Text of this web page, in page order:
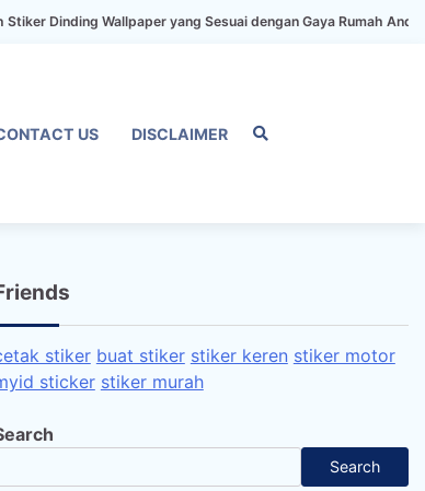
Wallpaper yang Sesuai dengan Gaya Rumah Anda Stiker
US DISCLAIMER
stiker buat stiker stiker keren stiker motor
sticker stiker murah
Search